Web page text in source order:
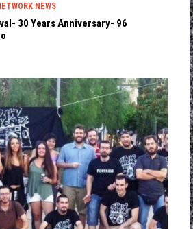
NEWS
30 Years Anniversary- 96